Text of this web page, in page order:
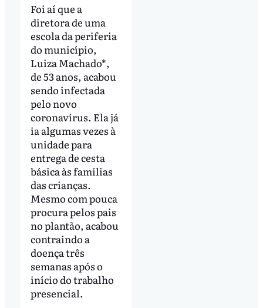
Foi aí que a
diretora de uma
escola da periferia
do município,
Luiza Machado*,
de 53 anos, acabou
sendo infectada
pelo novo
coronavírus. Ela já
ia algumas vezes à
unidade para
entrega de cesta
básica às famílias
das crianças.
Mesmo com pouca
procura pelos pais
no plantão, acabou
contraindo a
doença três
semanas após o
início do trabalho
presencial.